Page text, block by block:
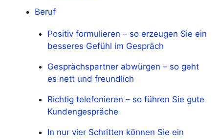
Beruf
Positiv formulieren – so erzeugen Sie ein
besseres Gefühl im Gespräch
Gesprächspartner abwürgen – so geht
es nett und freundlich
Richtig telefonieren – so führen Sie gute
Kundengespräche
In nur vier Schritten können Sie ein